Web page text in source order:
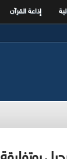
إذاعة القرآن